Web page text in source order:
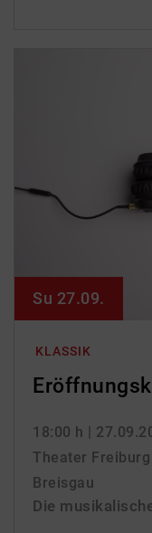
KLASSIK
18:00 h |
Theater
Breisgau
Die
Su 27.09.